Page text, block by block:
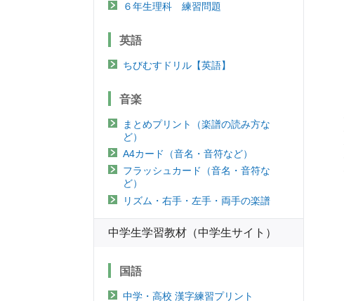
６年生理科 練習問題
英語
ちびむすドリル【英語】
音楽
まとめプリント（楽譜の読み方な
ど）
A4カード（音名・音符など）
フラッシュカード（音名・音符な
ど）
リズム・右手・左手・両手の楽譜
中学生学習教材（中学生サイト）
国語
中学・高校 漢字練習プリント